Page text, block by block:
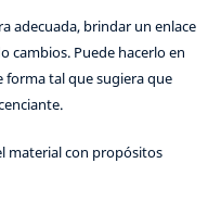
adecuada, brindar un enlace
cambios. Puede hacerlo en
forma tal que sugiera que
material con propósitos